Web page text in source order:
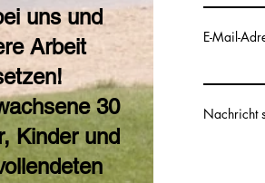
uns und
Arbeit
30
Kinder und
E-Mail-
Nachricht